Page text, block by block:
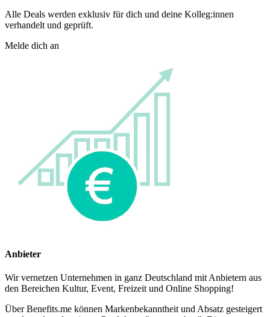
Alle Deals werden exklusiv für dich und deine Kolleg:innen
verhandelt und geprüft.
Melde dich an
Anbieter
Wir vernetzen Unternehmen in ganz Deutschland mit Anbietern aus
den Bereichen Kultur, Event, Freizeit und Online Shopping!
Über Benefits.me können Markenbekanntheit und Absatz gesteigert